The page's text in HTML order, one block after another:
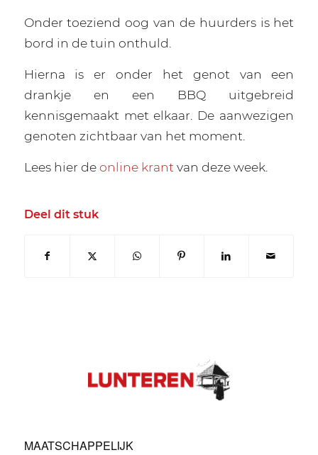
Onder toeziend oog van de huurders is het
bord in de tuin onthuld.
Hierna is er onder het genot van een
drankje en een BBQ uitgebreid
kennisgemaakt met elkaar. De aanwezigen
genoten zichtbaar van het moment.
Lees hier deonline krant van deze week.
Deel dit stuk
MAATSCHAPPELIJK